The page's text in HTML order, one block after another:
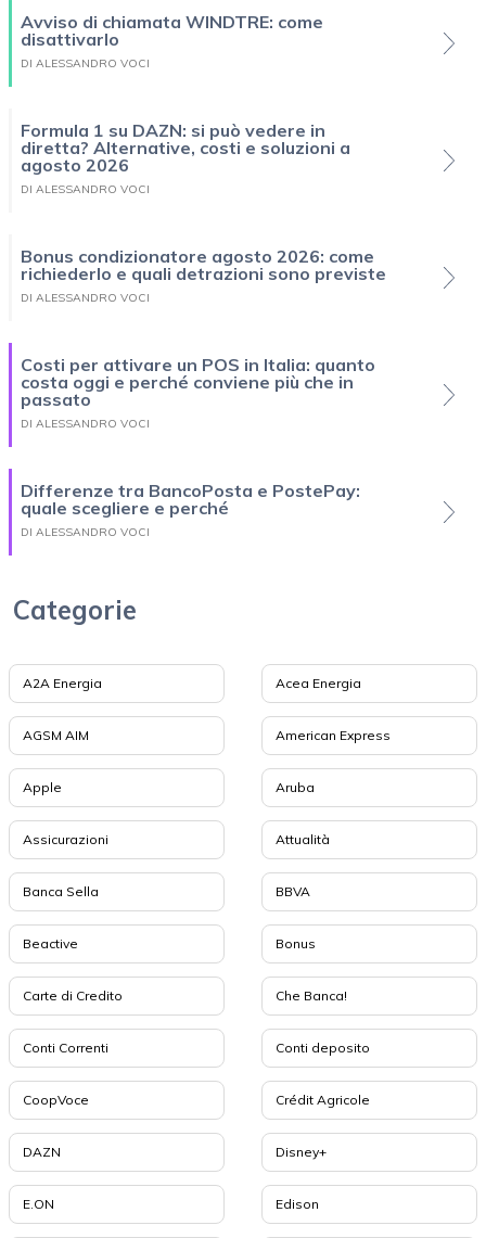
Avviso di chiamata WINDTRE: come
disattivarlo
DI ALESSANDRO VOCI
Formula 1 su DAZN: si può vedere in
diretta? Alternative, costi e soluzioni a
agosto 2026
DI ALESSANDRO VOCI
Bonus condizionatore agosto 2026: come
richiederlo e quali detrazioni sono previste
DI ALESSANDRO VOCI
Costi per attivare un POS in Italia: quanto
costa oggi e perché conviene più che in
passato
DI ALESSANDRO VOCI
Differenze tra BancoPosta e PostePay:
quale scegliere e perché
DI ALESSANDRO VOCI
Categorie
A2A Energia Acea Energia
AGSM AIM American Express
Apple Aruba
Assicurazioni Attualità
Banca Sella BBVA
Beactive Bonus
Carte di Credito Che Banca!
Conti Correnti Conti deposito
CoopVoce Crédit Agricole
DAZN Disney+
E.ON Edison